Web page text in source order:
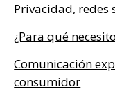
Privacidad, redes
¿Para qué
Comunicación
consumidor